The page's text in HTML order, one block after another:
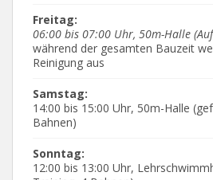
Freitag:
06:00 bis 07:00 Uhr, 50m-Halle
während der gesamten Bauzeit
Reinigung aus
Samstag:
14:00 bis 15:00 Uhr, 50m-Halle
Bahnen)
Sonntag:
12:00 bis 13:00 Uhr,